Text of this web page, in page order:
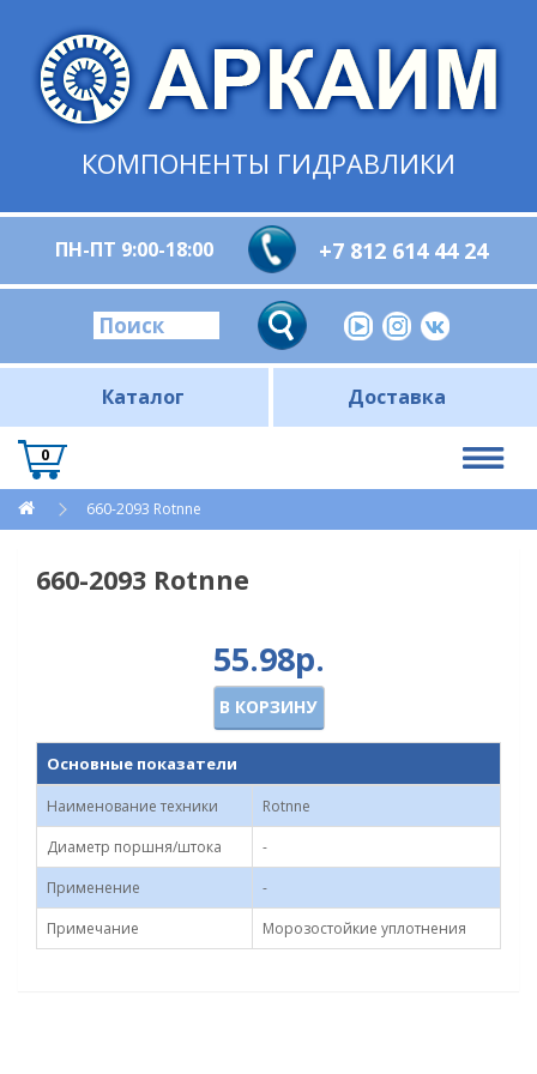
КОМПОНЕНТЫ ГИДРАВЛИКИ
ПН-ПТ 9:00-18:00 +7 812 614 44 24
Каталог Доставка
0
660-2093 Rotnne
660-2093 Rotnne
55.98р.
В КОРЗИНУ
Основные показатели
Наименование техники
Rotnne
Диаметр поршня/штока
-
Применение
-
Примечание
Морозостойкие уплотнения